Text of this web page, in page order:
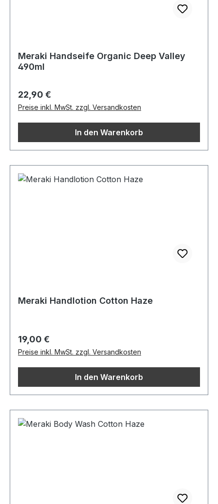
Meraki Handseife Organic Deep Valley
490ml
Regulärer Preis:
22,90 €
Preise inkl. MwSt. zzgl. Versandkosten
In den Warenkorb
Meraki Handlotion Cotton Haze
Regulärer Preis:
19,00 €
Preise inkl. MwSt. zzgl. Versandkosten
In den Warenkorb